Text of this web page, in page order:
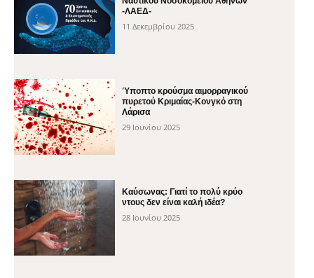
-ΛΑΕΔ-
11 Δεκεμβρίου 2025
Ύποπτο κρούσμα αιμορραγικού
πυρετού Κριμαίας-Κονγκό στη
Λάρισα
29 Ιουνίου 2025
Καύσωνας: Γιατί το πολύ κρύο
ντους δεν είναι καλή ιδέα?
28 Ιουνίου 2025